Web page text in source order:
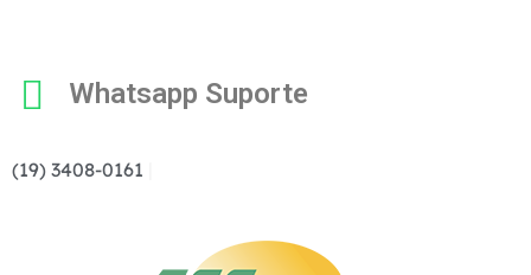
Whatsapp Suporte
(19) 3408-0161